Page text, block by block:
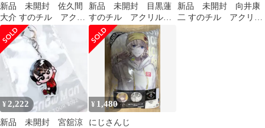
新品 未開封 佐久間
大介 すのチル アクリ
ルキーホルダー S-4
新品 未開封 目黒蓮
すのチル アクリルキ
ーホルダー S-1
新品 未開封 向井康
二 すのチル アクリル
¥2,222
新品 未開封 宮舘涼
¥ 1,480
にじさんじ